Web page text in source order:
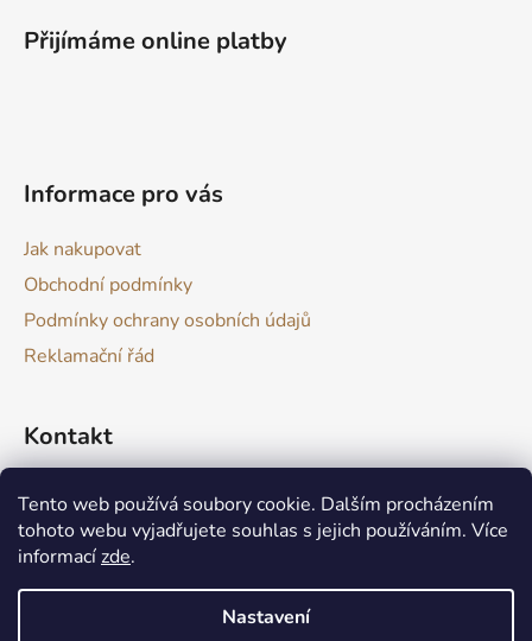
Tento web používá soubory cookie. Dalším procházením
tohoto webu vyjadřujete souhlas s jejich používáním. Více
informacízde.
Nastavení
Přijímáme online platby
Informace pro vás
Jak nakupovat
Obchodní podmínky
Podmínky ochrany osobních údajů
Reklamační řád
Kontakt
drevokazuv @gmail.com